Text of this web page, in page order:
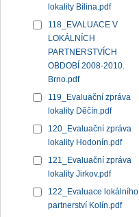
lokality Bílina.pdf
118_EVALUACE V
LOKÁLNÍCH
PARTNERSTVÍCH
OBDOBÍ 2008-2010.
Brno.pdf
119_Evaluační zpráva
lokality Děčín.pdf
120_Evaluační zpráva
lokality Hodonín.pdf
121_Evaluační zpráva
lokality Jirkov.pdf
122_Evaluace lokálního
partnerství Kolín.pdf